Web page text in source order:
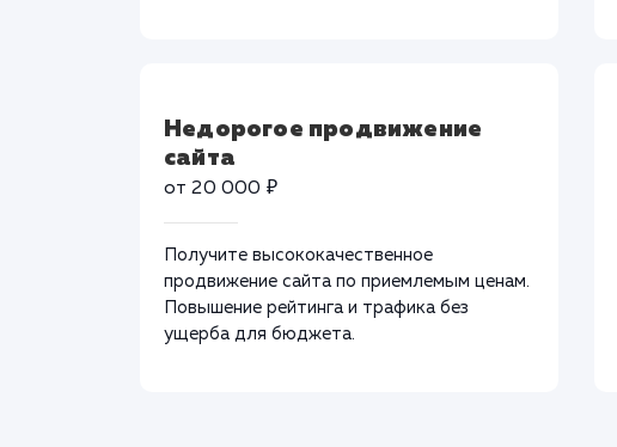
Недорогое продвижение
сайта
от 20 000 ₽
Получите высококачественное
продвижение сайта по приемлемым ценам.
Повышение рейтинга и трафика без
ущерба для бюджета.